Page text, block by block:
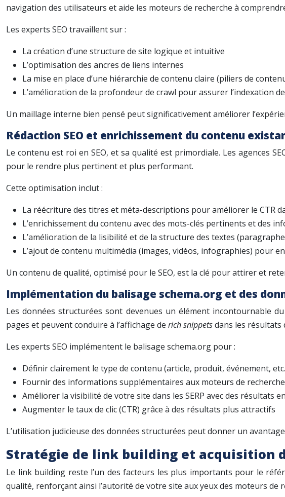
navigation des utilisateurs et aide les moteurs de recherche à
Les experts SEO travaillent sur :
La création d’une structure de site logique et intuitive
L’optimisation des ancres de liens internes
La mise en place d’une hiérarchie de contenu claire (piliers de
L’amélioration de la profondeur de crawl pour assurer l’indexation
Un maillage interne bien pensé peut significativement améliorer
Rédaction SEO et enrichissement du contenu
Le contenu est roi en SEO, et sa qualité est primordiale. Les agences
pour le rendre plus pertinent et plus performant.
Cette optimisation inclut :
La réécriture des titres et méta-descriptions pour améliorer le CTR
L’enrichissement du contenu avec des mots-clés pertinents et des
L’amélioration de la lisibilité et de la structure des textes
L’ajout de contenu multimédia (images, vidéos, infographies) pour
Un contenu de qualité, optimisé pour le SEO, est la clé pour attirer et
Implémentation du balisage schema.org et des
Les données structurées sont devenues un élément incontournable
pages et peuvent conduire à l’affichage de rich snippetsdans les résultats
Les experts SEO implémentent le balisage schema.org pour :
Définir clairement le type de contenu (article, produit, événement,
Fournir des informations supplémentaires aux moteurs de
Améliorer la visibilité de votre site dans les SERP avec des résultats
Augmenter le taux de clic (CTR) grâce à des résultats plus attractifs
L’utilisation judicieuse des données structurées peut donner un
Stratégie de link building et acquisition
Le link building reste l’un des facteurs les plus importants pour le
qualité, renforçant ainsi l’autorité de votre site aux yeux des moteurs de